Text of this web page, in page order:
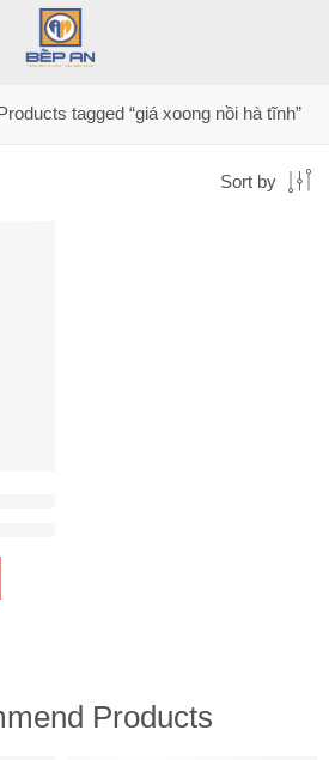
Products tagged “giá xoong nồi hà tĩnh”
Sort by
Products